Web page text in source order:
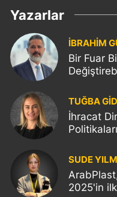
Yazarlar
İBRAHİM
Bir Fuar
TUĞBA
İhracat
SUDE
2025'in